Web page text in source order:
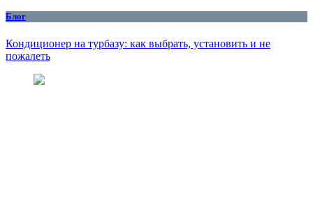
Блог
Кондиционер на турбазу: как выбрать, установить и не
пожалеть